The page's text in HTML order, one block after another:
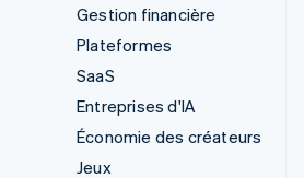
Gestion financière
Plateformes
SaaS
Entreprises d'IA
Économie des créateurs
Jeux